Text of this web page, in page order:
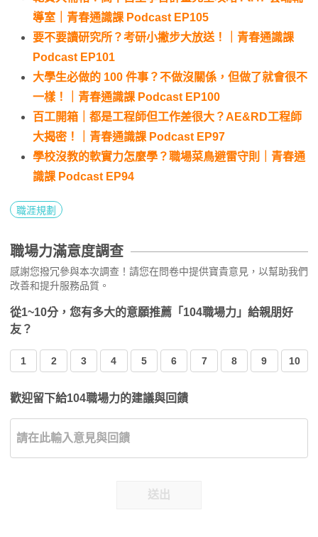
導室｜青春通識課 Podcast EP105
要不要讀研究所？考研小撇步大放送！｜青春通識課
Podcast EP101
大學生必做的 100 件事？不做沒關係，但做了就會很不
一樣！｜青春通識課 Podcast EP100
百工開箱｜都是工程師但工作差很大？AE&RD工程師
大揭密！｜青春通識課 Podcast EP97
學校沒教的軟實力怎麼學？職場菜鳥避雷守則｜青春通
識課 Podcast EP94
職涯規劃
職場力滿意度調查
感謝您撥冗參與本次調查！請您在問卷中提供寶貴意見，以幫助我們
改善和提升服務品質。
從1~10分，您有多大的意願推薦「104職場力」給親朋好
友？
1 2 3 4 5 6 7 8 9 10
歡迎留下給104職場力的建議與回饋
送出